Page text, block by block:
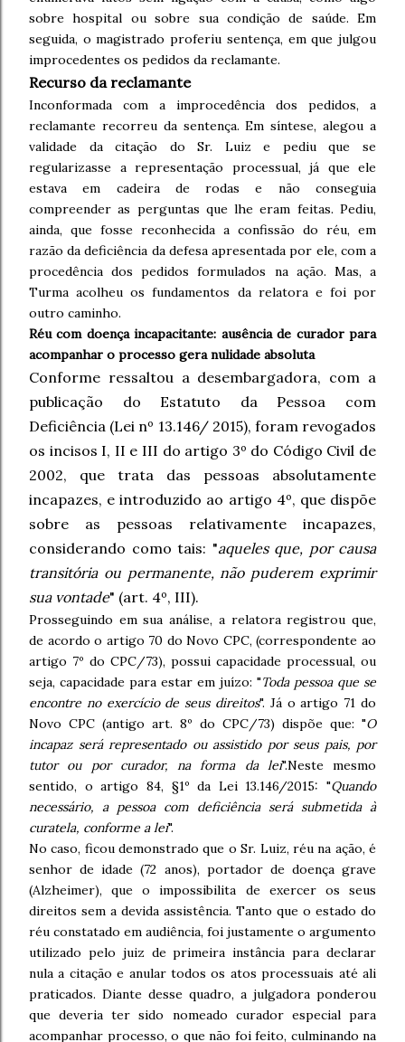
sobre hospital ou sobre sua condição de saúde. Em
seguida, o magistrado proferiu sentença, em que julgou
improcedentes os pedidos da reclamante.
Recurso da reclamante
Inconformada com a improcedência dos pedidos, a
reclamante recorreu da sentença. Em síntese, alegou a
validade da citação do Sr. Luiz e pediu que se
regularizasse a representação processual, já que ele
estava em cadeira de rodas e não conseguia
compreender as perguntas que lhe eram feitas. Pediu,
ainda, que fosse reconhecida a confissão do réu, em
razão da deficiência da defesa apresentada por ele, com a
procedência dos pedidos formulados na ação. Mas, a
Turma acolheu os fundamentos da relatora e foi por
outro caminho.
Réu com doença incapacitante: ausência de curador para
acompanhar o processo gera nulidade absoluta
Conforme ressaltou a desembargadora, com a
publicação do Estatuto da Pessoa com
Deficiência (Lei nº 13.146/ 2015), foram revogados
os incisos I, II e III do artigo 3º do Código Civil de
2002, que trata das pessoas absolutamente
incapazes, e introduzido ao artigo 4º, que dispõe
sobre as pessoas relativamente incapazes,
considerando como tais: "aqueles que, por causa
transitória ou permanente, não puderem exprimir
sua vontade" (art. 4º, III).
Prosseguindo em sua análise, a relatora registrou que,
de acordo o artigo 70 do Novo CPC, (correspondente ao
artigo 7º do CPC/73), possui capacidade processual, ou
seja, capacidade para estar em juízo: "Toda pessoa que se
encontre no exercício de seus direitos". Já o artigo 71 do
Novo CPC (antigo art. 8º do CPC/73) dispõe que: "O
incapaz será representado ou assistido por seus pais, por
tutor ou por curador, na forma da lei".Neste mesmo
sentido, o artigo 84, §1º da Lei 13.146/2015: "Quando
necessário, a pessoa com deficiência será submetida à
curatela, conforme a lei".
No caso, ficou demonstrado que o Sr. Luiz, réu na ação, é
senhor de idade (72 anos), portador de doença grave
(Alzheimer), que o impossibilita de exercer os seus
direitos sem a devida assistência. Tanto que o estado do
réu constatado em audiência, foi justamente o argumento
utilizado pelo juiz de primeira instância para declarar
nula a citação e anular todos os atos processuais até ali
praticados. Diante desse quadro, a julgadora ponderou
que deveria ter sido nomeado curador especial para
acompanhar processo, o que não foi feito, culminando na